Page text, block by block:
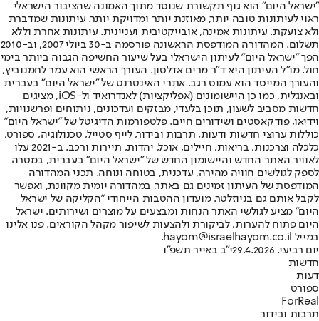
"ישראל היום" הוא גוף תקשורת שנוסד מתוך האמונה שהציבור הישראלי
ראוי לעיתונות טובה יותר, מאוזנת יותר ומדויקת יותר. עיתונות שמדברת
ולא צועקת. עיתונות אמינה, אובייקטיבית ועניינית. עיתונות אחרת וללא
תשלום. המהדורה המודפסת הראשונה פורסמה ב-30 ביולי 2007, וב-2010
הפך "ישראל היום" לעיתון הישראלי בעל שיעור החשיפה הגבוה ביותר בימי
חול. מו"ל העיתון היא ד"ר מרים אדלסון. העורך הראשי הוא עמר לחמנוביץ,
והעורך המייסד הוא עמוס רגב. אתרי האינטרנט של "ישראל היום" בעברית
ובאנגלית, כמו כן היישומונים (אפליקציות) לאנדרואיד ול-iOS, מציגים
חדשות מסביב לשעון, תוכן בלעדי, מבזקים ועדכונים, ניתוחים ופרשנויות,
וידיאו, פודקאסטים ושידורים חיים. פלטפורמות הדיגיטל של "ישראל היום"
כוללות ערוצי חדשות ודעות, תרבות ובידור, לייף סטייל, טכנולוגיה, ספורט,
כלכלה וצרכנות, בריאות, חיילים, אוכל, יהדות, תיירות ורכב. ב-2021 עלו
לאוויר האתר החדש והיישומון החדש של "ישראל היום" בעברית, במטרה
לספק לגולשים חוויה מהירה, עדכנית, בטוחה ונוחה. תכני המהדורה
המודפסת של העיתון זמינים גם באתר, במהדורה יומית מקוונת, ואפשר
לקבל אותם גם בניוזלטר. מועדון ההטבות הייחודי "הקליקה של ישראל
היום" מציע לגולשי האתר הנחות ומבצעים על מוצרים ושירותים. ישראל
היום פתוח להערות, לביקורת ולהצעות לשיפור מקהל הקוראים. פנו אלינו
במייל hayom@israelhayom.co.il.
יום רביעי, 29.4.2026
י"ב באייר תשפ"ו
חדשות
דעות
ספורט
ForReal
תרבות ובידור